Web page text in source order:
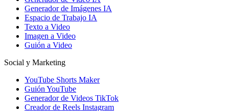
Generador de Imágenes IA
Espacio de Trabajo IA
Texto a Video
Imagen a Video
Guión a Video
Social y Marketing
YouTube Shorts Maker
Guión YouTube
Generador de Videos TikTok
Creador de Reels Instagram